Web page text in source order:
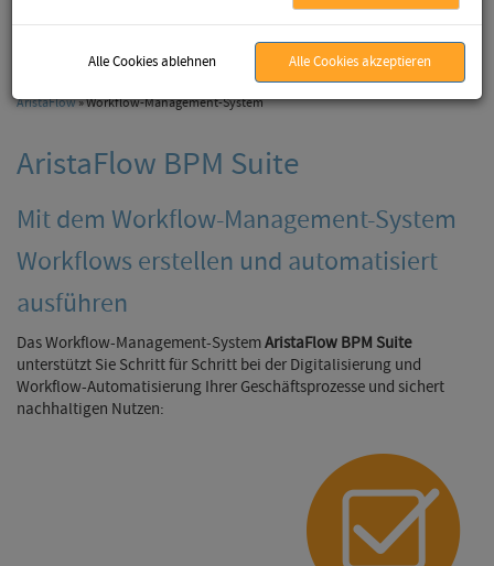
AristaFlow» Workflow-Management-System
AristaFlow BPM Suite
Mit dem Workflow-Management-System
Workflows erstellen und automatisiert
ausführen
Das Workflow-Management-SystemAristaFlow BPM Suite
unterstützt Sie Schritt für Schritt bei der Digitalisierung und
Workflow-Automatisierung Ihrer Geschäftsprozesse und sichert
nachhaltigen Nutzen:
Alle Cookies ablehnen Alle Cookies akzeptieren